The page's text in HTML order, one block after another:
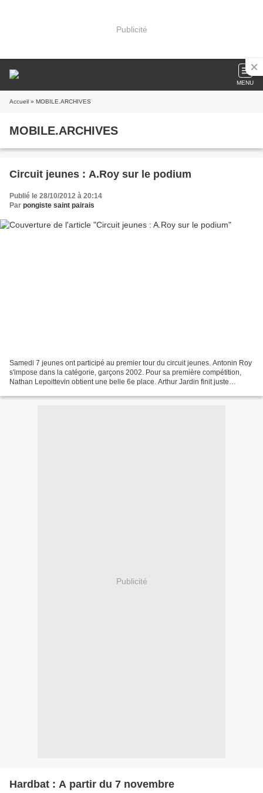
Publicité
MENU
Accueil » MOBILE.ARCHIVES
MOBILE.ARCHIVES
Circuit jeunes : A.Roy sur le podium
Publié le 28/10/2012 à 20:14
Par pongiste saint pairais
Samedi 7 jeunes ont participé au premier tour du circuit jeunes. Antonin Roy
s'impose dans la catégorie, garçons 2002. Pour sa première compétition,
Nathan Lepoittevin obtient une belle 6e place. Arthur Jardin finit juste
Publicité
Hardbat : A partir du 7 novembre